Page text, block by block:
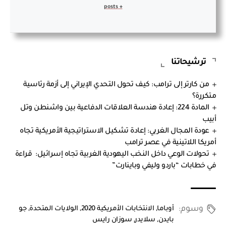
ترشيحاتنا
من كارتر إلى ترامب: كيف تحول التحدي الإيراني إلى أزمة رئاسية
متكررة؟
المادة 224: إعادة هندسة العلاقات الدفاعية بين واشنطن وتل
أبيب
عودة المجال الغربي: إعادة تشكيل الاستراتيجية الأمريكية تجاه
أمريكا اللاتينية في عصر ترامب
تحولات الوعي داخل النخب اليهودية الغربية تجاه إسرائيل: قراءة
في خطابات “باردو وليفي وباينارت”
وسوم: أوباما,الانتخابات الأمريكية 2020 ,الولايات المتحدة,جو
بايدن,سلايدر,سوزان رايس